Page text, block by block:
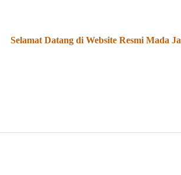
Selamat Datang di Website Resmi Mada